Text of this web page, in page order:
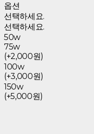
옵션
선택하세요.
선택하세요.
50w
75w
(+2,000원)
100w
(+3,000원)
150w
(+5,000원)